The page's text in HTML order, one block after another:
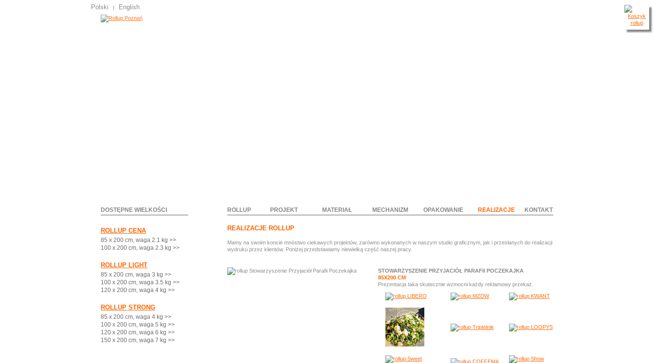
Polski | English
DOSTĘPNE WIELKOŚCI
ROLLUP CENA
85 x 200 cm, waga 2.1 kg >>
100 x 200 cm, waga 2.3 kg >>
ROLLUP LIGHT
85 x 200 cm, waga 3 kg >>
100 x 200 cm, waga 3.5 kg >>
120 x 200 cm, waga 4 kg >>
ROLLUP STRONG
85 x 200 cm, waga 4 kg >>
100 x 200 cm, waga 5 kg >>
120 x 200 cm, waga 6 kg >>
150 x 200 cm, waga 7 kg >>
ROLLUP PROJEKT MATERIAŁ MECHANIZM OPAKOWANIE REALIZACJE KONTAKT
REALIZACJE ROLLUP
Mamy na swoim koncie mnóstwo ciekawych projektów, zarówno wykonanych w naszym studio graficznym, jak i przesłanych do realizacji
wydruku przez klientów. Poniżej przedstawiamy niewielką część naszej pracy.
STOWARZYSZENIE PRZYJACIÓŁ PARAFII POCZEKAJKA
85X200 CM
Prezentacja taka skutecznie wzmocni każdy reklamowy przekaz.